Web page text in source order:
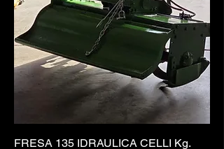
FRESA 135 IDRAULICA CELLI Kg.